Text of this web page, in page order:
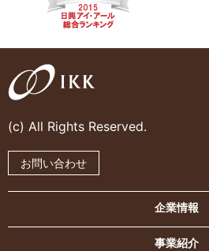
(c) All Rights Reserved.
お問い合わせ
企業情報
事業紹介